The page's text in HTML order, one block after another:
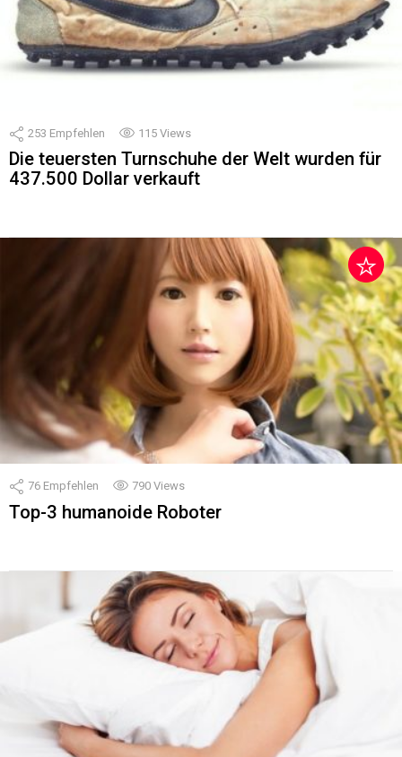
253 Empfehlen 115 Views
Die teuersten Turnschuhe der Welt wurden für
437.500 Dollar verkauft
76 Empfehlen 790 Views
Top-3 humanoide Roboter